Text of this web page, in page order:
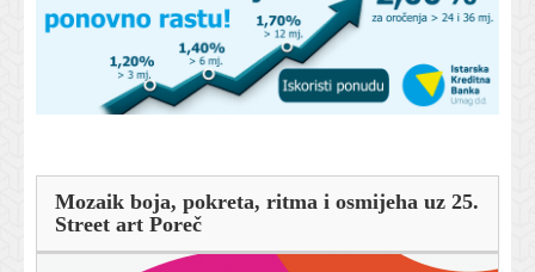
Mozaik boja, pokreta, ritma i osmijeha uz 25.
Street art Poreč